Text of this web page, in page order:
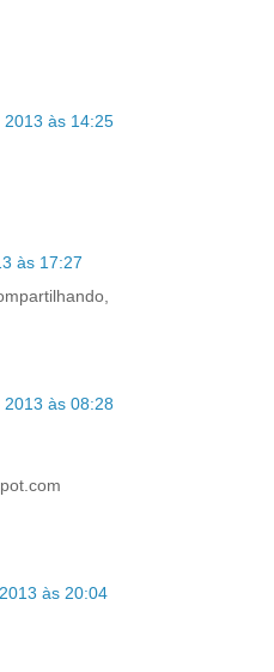
2013 às 14:25
às 17:27
às 08:28
às 20:04